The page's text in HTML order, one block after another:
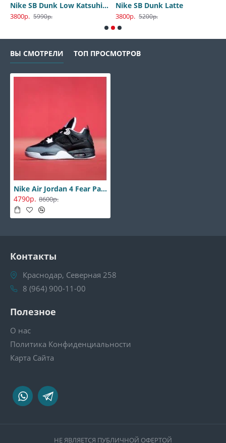
Nike SB Dunk Low Katsuhiro Otomo
3800р. 5990р.
Nike SB Dunk Latte
3800р. 5200р.
ВЫ СМОТРЕЛИ ТОП ПРОСМОТРОВ
Nike Air Jordan 4 Fear Pack
4790р. 8600р.
Контакты
Краснодар, Северная 258
8 (964) 900-11-00
Полезное
О нас
Политика Конфиденциальности
Карта Сайта
НЕ ЯВЛЯЕТСЯ ПУБЛИЧНОЙ ОФЕРТОЙ